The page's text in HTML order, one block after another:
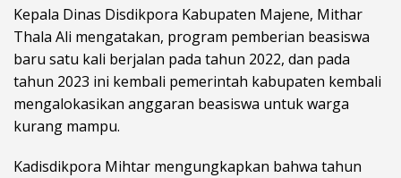
Kepala Dinas Disdikpora Kabupaten Majene, Mithar
Thala Ali mengatakan, program pemberian beasiswa
baru satu kali berjalan pada tahun 2022, dan pada
tahun 2023 ini kembali pemerintah kabupaten kembali
mengalokasikan anggaran beasiswa untuk warga
kurang mampu.
Kadisdikpora Mihtar mengungkapkan bahwa tahun